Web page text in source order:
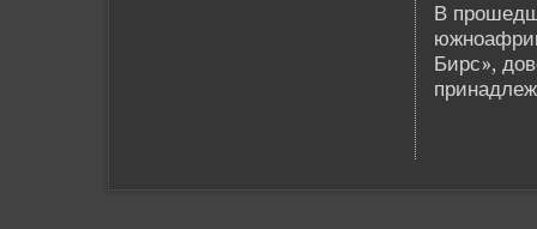
В
Бирс»,